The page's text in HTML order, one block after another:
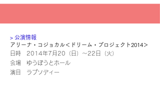
​> 公演情報
アリーナ・コジョカル＜ドリーム・プロジェクト2014＞
日時 2014年7月20（日）～22日（火）
会場 ゆうぽうとホール
演目 ラプソディー